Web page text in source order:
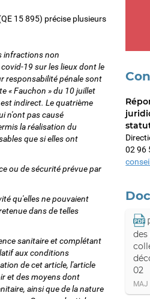
15 895) précise plusieurs
infractions non
19 sur les lieux dont le
responsabilité pénale sont
« Fauchon » du 10 juillet
indirect. Le quatrième
n'ont pas causé
la réalisation du
que si elles ont
ou de sécurité prévue par
qu'elles ne pouvaient
dans de telles
sanitaire et complétant
aux conditions
de cet article, l'article
et des moyens dont
ainsi que de la nature
02 96
02